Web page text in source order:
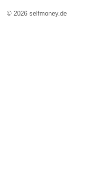
© 2026 selfmoney.de